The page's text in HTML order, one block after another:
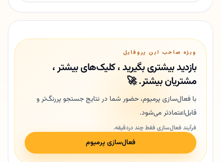
ویژه صاحب این پروفایل
بازدید بیشتری بگیرید ، کلیک‌های بیشتر ،
مشتریان بیشتر. 🚀
با فعال‌سازی پرمیوم، حضور شما در نتایج جستجو پررنگ‌تر و
قابل‌اعتمادتر می‌شود.
فرآیند فعال‌سازی فقط چند دردقیقه.
فعال‌سازی پرمیوم